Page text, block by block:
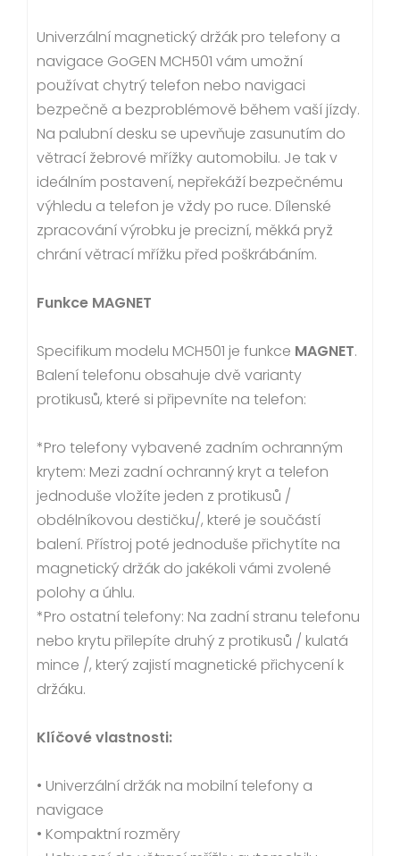
Univerzální magnetický držák pro telefony a
navigace GoGEN MCH501 vám umožní
používat chytrý telefon nebo navigaci
bezpečně a bezproblémově během vaší jízdy.
Na palubní desku se upevňuje zasunutím do
větrací žebrové mřížky automobilu. Je tak v
ideálním postavení, nepřekáží bezpečnému
výhledu a telefon je vždy po ruce. Dílenské
zpracování výrobku je precizní, měkká pryž
chrání větrací mřížku před poškrábáním.
Funkce MAGNET
Specifikum modelu MCH501 je funkce MAGNET.
Balení telefonu obsahuje dvě varianty
protikusů, které si připevníte na telefon:
*Pro telefony vybavené zadním ochranným
krytem: Mezi zadní ochranný kryt a telefon
jednoduše vložíte jeden z protikusů /
obdélníkovou destičku/, které je součástí
balení. Přístroj poté jednoduše přichytíte na
magnetický držák do jakékoli vámi zvolené
polohy a úhlu.
*Pro ostatní telefony: Na zadní stranu telefonu
nebo krytu přilepíte druhý z protikusů / kulatá
mince /, který zajistí magnetické přichycení k
držáku.
Klíčové vlastnosti:
• Univerzální držák na mobilní telefony a
navigace
• Kompaktní rozměry